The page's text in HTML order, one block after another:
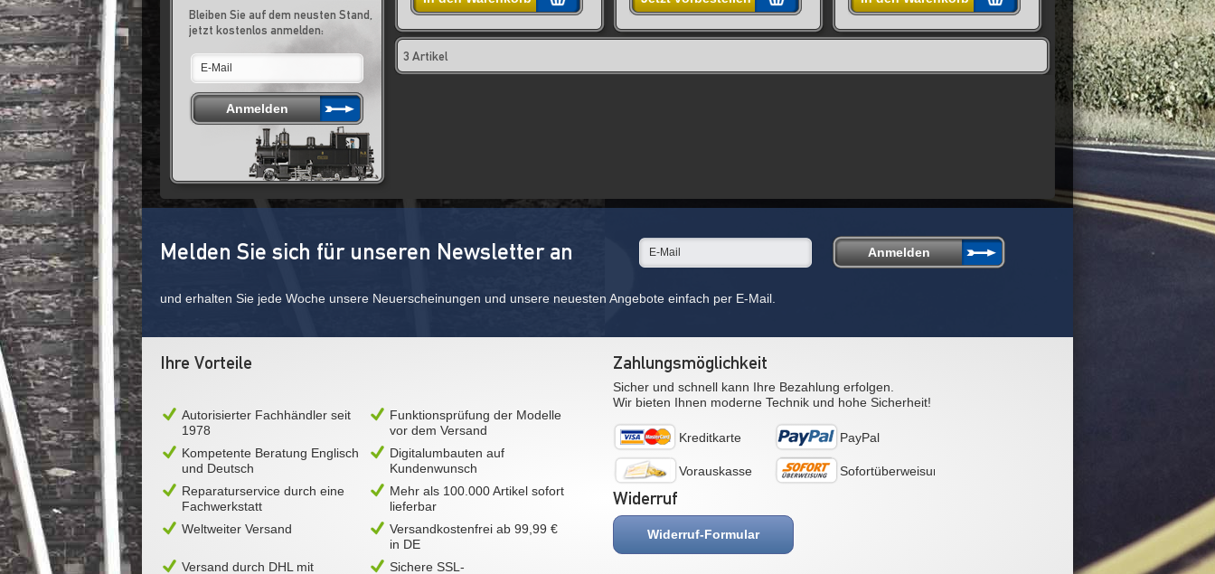
Bleiben Sie auf dem neusten Stand,
jetzt kostenlos anmelden:
3 Artikel
Melden Sie sich für unseren Newsletter an
und erhalten Sie jede Woche unsere Neuerscheinungen und unsere neuesten Angebote einfach per E-Mail.
Ihre Vorteile
Autorisierter Fachhändler seit
1978
Funktionsprüfung der Modelle
vor dem Versand
Kompetente Beratung Englisch
und Deutsch
Digitalumbauten auf
Kundenwunsch
Reparaturservice durch eine
Fachwerkstatt
Mehr als 100.000 Artikel sofort
lieferbar
Weltweiter Versand
Versandkostenfrei ab 99,99 €
in DE
Versand durch DHL mit
Sichere SSL-
Zahlungsmöglichkeit
Sicher und schnell kann Ihre Bezahlung erfolgen.
Wir bieten Ihnen moderne Technik und hohe Sicherheit!
Kreditkarte PayPal
Vorauskasse Sofortüberweisung
Widerruf
Widerruf-Formular